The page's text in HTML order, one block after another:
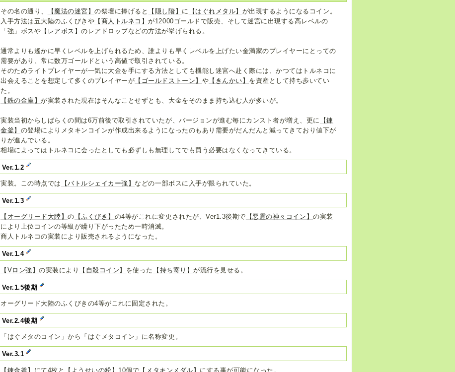
その名の通り、 【魔法の迷宮】の祭壇に捧げると 【隠し階】 に 【はぐれメタル】 が出現するようになるコイン。
入手方法は五大陸のふくびきや 【商人トルネコ】が12000ゴールドで販売、そして迷宮に出現する高レベルの
「強」ボスや 【レアボス】のレアドロップなどの方法が挙げられる。
通常よりも遙かに早くレベルを上げられるため、誰よりも早くレベルを上げたい金満家のプレイヤーにとっての
需要があり、常に数万ゴールドという高値で取引されている。
そのためライトプレイヤーが一気に大金を手にする方法としても機能し迷宮へ赴く際には、かつてはトルネコに
出会えることを想定して多くのプレイヤーが 【ゴールドストーン】 や 【きんかい】 を資産として持ち歩いてい
た。
【鉄の金庫】が実装された現在はそんなことせずとも、大金をそのまま持ち込む人が多いが。
実装当初からしばらくの間は6万前後で取引されていたが、バージョンが進む毎にカンスト者が増え、更に
【錬
金釜】 の登場によりメタキンコインが作成出来るようになったのもあり需要がだんだんと減ってきており値下が
りが進んでいる。
相場によってはトルネコに会ったとしても必ずしも無理してでも買う必要はなくなってきている。
Ver.1.2
実装。この時点では 【バトルシェイカー強】 などの一部ボスに入手が限られていた。
Ver.1.3
【オーグリード大陸】の 【ふくびき】 の4等がこれに変更されたが、Ver1.3後期で 【悪霊の神々コイン】の実装
により上位コインの等級が繰り下がったため一時消滅。
商人トルネコの実装により販売されるようになった。
Ver.1.4
【Vロン強】の実装により 【自殺コイン】 を使った 【持ち寄り】が流行を見せる。
Ver.1.5後期
オーグリード大陸のふくびきの4等がこれに固定された。
Ver.2.4後期
「はぐメタのコイン」から「はぐメタコイン」に名称変更。
Ver.3.1
【錬金釜】 にて4枚と 【ようせいの粉】 10個で 【メタキンメダル】 にする事が可能になった。